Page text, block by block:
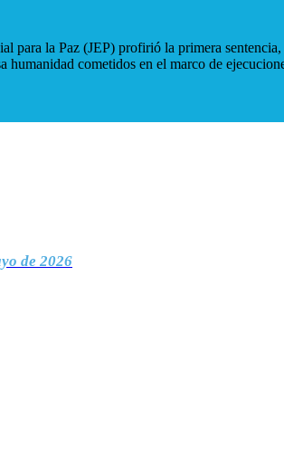
para la Paz (JEP) profirió la primera
cometidos en el marco de
de 2026